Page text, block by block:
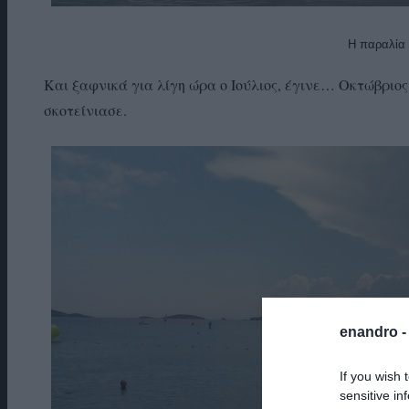
enandro -
If you wish
sensitive
Η
Και ξαφνικά για λίγη ώρα ο Ιούλιος, έγινε…
σκοτείνιασε.